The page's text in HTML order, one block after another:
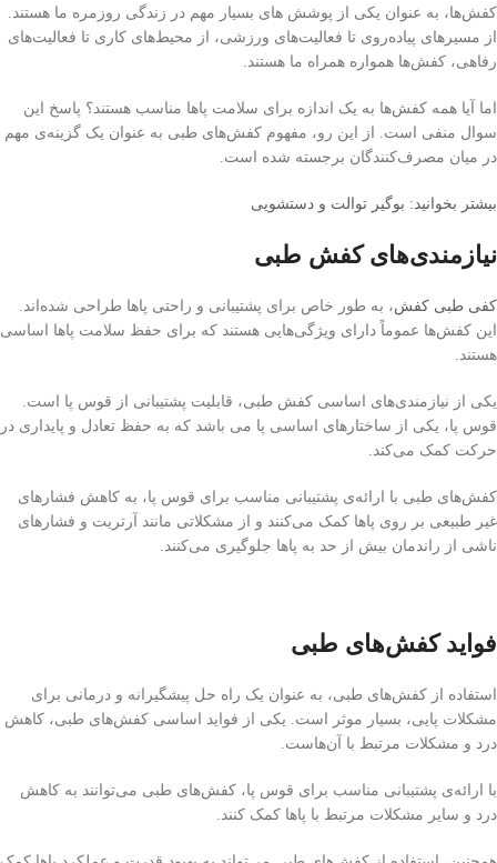
کفش‌ها، به عنوان یکی از پوشش های بسیار مهم در زندگی روزمره ما هستند.
از مسیرهای پیاده‌روی تا فعالیت‌های ورزشی، از محیط‌های کاری تا فعالیت‌های
رفاهی، کفش‌ها همواره همراه ما هستند.
اما آیا همه کفش‌ها به یک اندازه برای سلامت پاها مناسب هستند؟ پاسخ این
سوال منفی است. از این رو، مفهوم کفش‌های طبی به عنوان یک گزینه‌ی مهم
در میان مصرف‌کنندگان برجسته شده است.
بیشتر بخوانید: بوگیر توالت و دستشویی
نیازمندی‌های کفش طبی
کفی طبی کفش، به طور خاص برای پشتیبانی و راحتی پاها طراحی شده‌اند.
این کفش‌ها عموماً دارای ویژگی‌هایی هستند که برای حفظ سلامت پاها اساسی
هستند.
یکی از نیازمندی‌های اساسی کفش طبی، قابلیت پشتیبانی از قوس پا است.
قوس پا، یکی از ساختارهای اساسی پا می باشد که به حفظ تعادل و پایداری در
حرکت کمک می‌کند.
کفش‌های طبی با ارائه‌ی پشتیبانی مناسب برای قوس پا، به کاهش فشارهای
غیر طبیعی بر روی پاها کمک می‌کنند و از مشکلاتی مانند آرتریت و فشارهای
ناشی از راندمان بیش از حد به پاها جلوگیری می‌کنند.
فواید کفش‌های طبی
استفاده از کفش‌های طبی، به عنوان یک راه حل پیشگیرانه و درمانی برای
مشکلات پایی، بسیار موثر است. یکی از فواید اساسی کفش‌های طبی، کاهش
درد و مشکلات مرتبط با آن‌هاست.
با ارائه‌ی پشتیبانی مناسب برای قوس پا، کفش‌های طبی می‌توانند به کاهش
درد و سایر مشکلات مرتبط با پاها کمک کنند.